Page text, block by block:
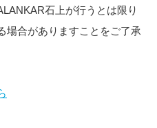
石上が行うとは限り
場合がありますことをご了承